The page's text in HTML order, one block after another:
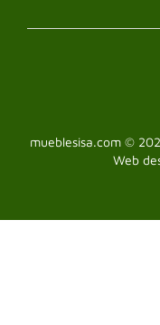
mueblesisa.com ©
Web